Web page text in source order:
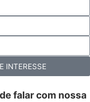
INTERESSE
falar com nossa